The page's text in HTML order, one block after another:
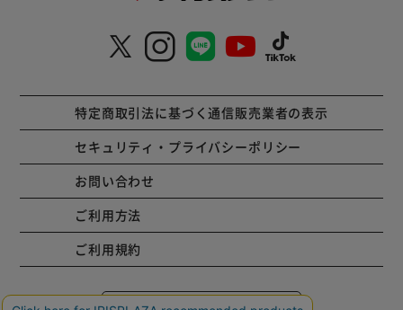
特定商取引法に基づく通信販売業者の表示
セキュリティ・プライバシーポリシー
お問い合わせ
ご利用方法
ご利用規約